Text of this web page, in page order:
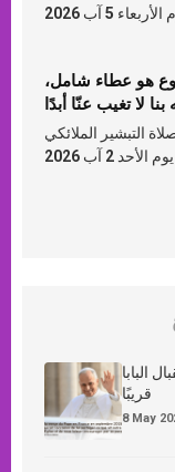
5 آب 2026
هو عطاء شامل،
لا تغيب عنّا أبدًا
التبشير الملائكي
يوم الأحد 2 آب 2026
البابا
قريبًا
8 May